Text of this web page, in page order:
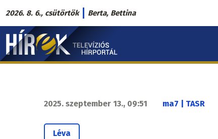
Ugrás
a
tartalomra
2026. 8. 6., csütörtök Berta, Bettina
Hírek.sk
fő
2025. szeptember 13., 09:51 ma7 | TASR
Léva